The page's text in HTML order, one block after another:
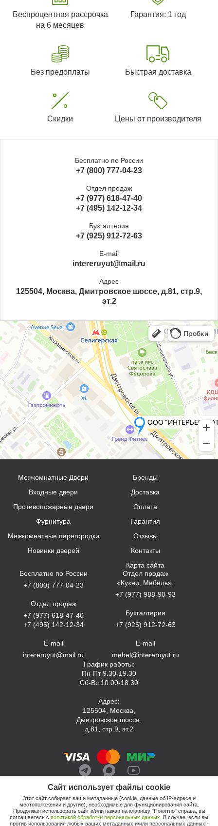
Беспроцентная рассрочка
на 6 месяцев
Гарантия: 1 год
Без предоплаты Быстрая доставка
Скидки Цены от производителя
Бесплатно по России
+7 (800) 777-04-23
Отдел продаж
+7 (977) 618-47-40
+7 (495) 142-12-34
Бухгалтерия
+7 (925) 912-72-63
E-mail
intereruyut@mail.ru
Адрес
125504, Москва, Дмитровское шоссе, д.81, стр.9,
эт.2
Сайт использует файлы cookie
Этот сайт собирает ваши метаданные (cookie, данные об IP-адресе и
местоположении и другие), необходимые для функционирования сайта.
Продолжая использовать сайт и/или нажав на клавишу "Понятно" справа, вы
соглашаетесь с политикой обработки персональных данных . В случае, если вы
против использования любых ваших метаданных и/или персональных данных -
Межкомнатные Двери
Входные двери
Противопожарные двери
Фурнитура
Межкомнатные перегородки
Новинки дверей
Бренды
Доставка
Оплата
Гарантия
Отзывы
Контакты
Карта сайта
Бесплатно по России
+7 (800) 777-04-23
Отдел продаж
+7 (977) 618-47-40
+7 (495) 142-12-34
E-mail
intereruyut@mail.ru
Отдел продаж
«Кухни, Мебель»:
+7 (977) 988-90-93
Бухгалтерия
+7 (925) 912-72-63
E-mail
mebel@intereruyut.ru
График работы:
Пн-Пт 9.30-19.30
Сб-Вс 10.00-18.30
Адрес:
125504, Москва,
Дмитровское шоссе,
д.81, стр.9, эт.2